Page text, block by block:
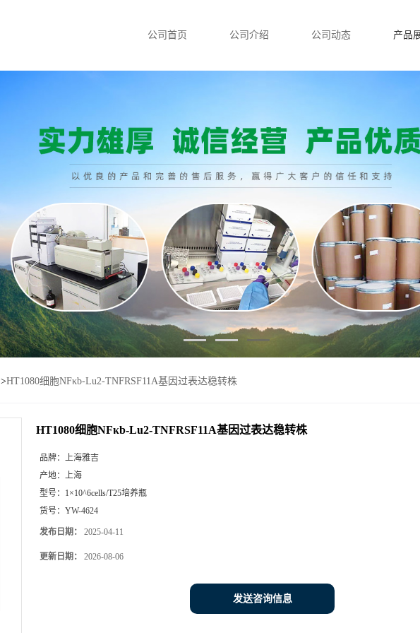
公司首页 公司介绍 公司动态 产品
>HT1080细胞NFκb-Lu2-TNFRSF11A基因过表达稳转株
HT1080细胞NFκb-Lu2-TNFRSF11A基因过表达稳转株
品牌： 上海雅吉
产地： 上海
型号： 1×10^6cells/T25培养瓶
货号： YW-4624
发布日期： 2025-04-11
更新日期： 2026-08-06
发送咨询信息